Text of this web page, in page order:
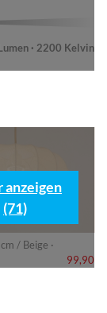
· 2200 Kelvin
/ Beige ·
99,90
anzeigen
(71)